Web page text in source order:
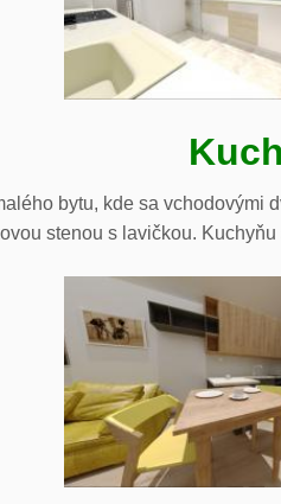
bytu, kde sa vchodovými
stenou s lavičkou.